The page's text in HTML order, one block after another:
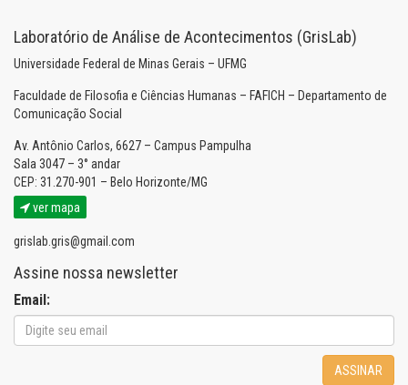
Laboratório de Análise de Acontecimentos (GrisLab)
Universidade Federal de Minas Gerais – UFMG
Faculdade de Filosofia e Ciências Humanas – FAFICH – Departamento de
Comunicação Social
Av. Antônio Carlos, 6627 – Campus Pampulha
Sala 3047 – 3° andar
CEP: 31.270-901 – Belo Horizonte/MG
ver mapa
grislab.gris@gmail.com
Assine nossa newsletter
Email:
ASSINAR